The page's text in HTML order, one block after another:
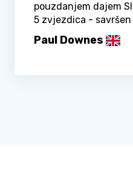
pouzdanjem dajem
5 zvjezdica -
Paul Downes